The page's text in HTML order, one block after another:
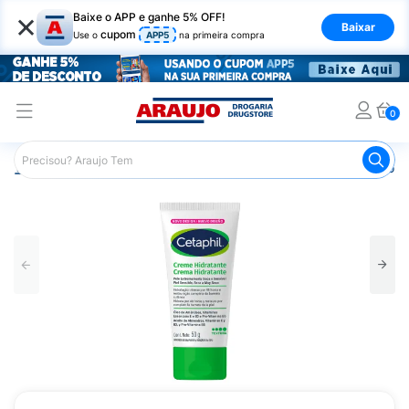
× Baixe o APP e ganhe 5% OFF!
Use o cupom APP5 na primeira compra
Baixar
0
Araujo Dermocosméticos Dermocosméticos para o